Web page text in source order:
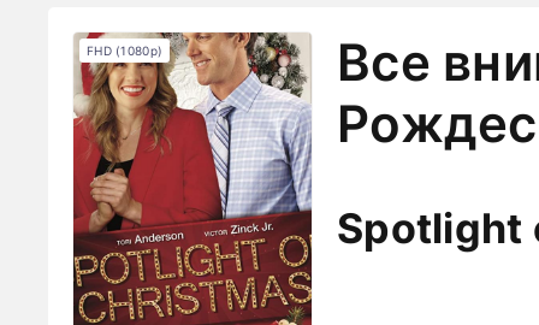
Все
Spotlight
FHD (1080p)